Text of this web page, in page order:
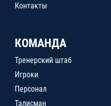
Контакты
КОМАНДА
Тренерский штаб
Игроки
Персонал
Талисман